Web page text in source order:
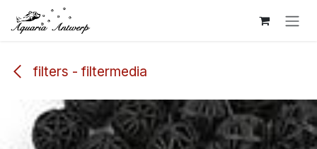
Overslaan naar inhoud
filters - filtermedia